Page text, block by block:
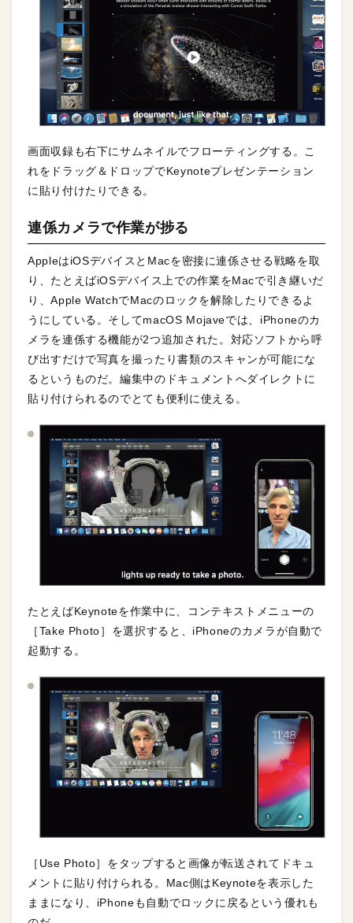
画面収録も右下にサムネイルでフローティングする。こ
れをドラッグ＆ドロップでKeynoteプレゼンテーション
に貼り付けたりできる。
連係カメラで作業が捗る
AppleはiOSデバイスとMacを密接に連係させる戦略を取
り、たとえばiOSデバイス上での作業をMacで引き継いだ
り、Apple WatchでMacのロックを解除したりできるよ
うにしている。そしてmacOS Mojaveでは、iPhoneのカ
メラを連係する機能が2つ追加された。対応ソフトから呼
び出すだけで写真を撮ったり書類のスキャンが可能にな
るというものだ。編集中のドキュメントへダイレクトに
貼り付けられるのでとても便利に使える。
たとえばKeynoteを作業中に、コンテキストメニューの
［Take Photo］を選択すると、iPhoneのカメラが自動で
起動する。
［Use Photo］をタップすると画像が転送されてドキュ
メントに貼り付けられる。Mac側はKeynoteを表示した
ままになり、iPhoneも自動でロックに戻るという優れも